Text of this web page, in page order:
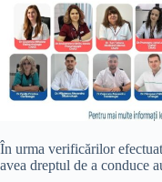
În urma verificărilor
avea dreptul de a conduce